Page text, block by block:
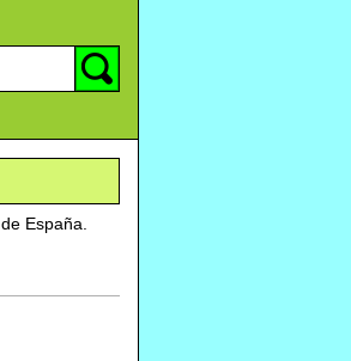
de España.